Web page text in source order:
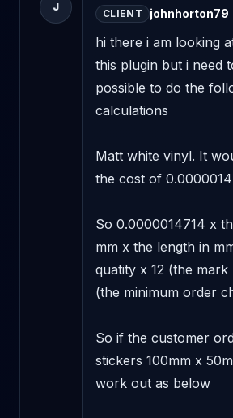
J
CLIENT johnhorton79
hi there i am looking
this plugin but i need
possible to do the
calculations
Matt white vinyl. It
the cost of
So 0.0000014714 x
mm x the length in
quatity x 12 (the
(the minimum order
So if the customer
stickers 100mm x
work out as below